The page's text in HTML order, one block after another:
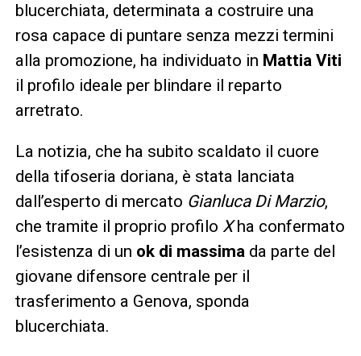
blucerchiata, determinata a costruire una
rosa capace di puntare senza mezzi termini
alla promozione, ha individuato in Mattia Viti
il profilo ideale per blindare il reparto
arretrato.
La notizia, che ha subito scaldato il cuore
della tifoseria doriana, è stata lanciata
dall’esperto di mercato Gianluca Di Marzio,
che tramite il proprio profilo Xha confermato
l’esistenza di un ok di massimada parte del
giovane difensore centrale per il
trasferimento a Genova, sponda
blucerchiata.